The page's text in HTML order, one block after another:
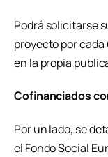
Podrá solicitarse
proyecto por
en la propia
Cofinanciados
Por un lado, se
el Fondo Social